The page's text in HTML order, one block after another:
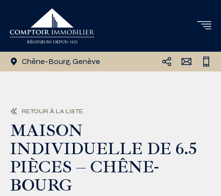
Chêne-Bourg, Genève
RETOUR À LA LISTE
MAISON
INDIVIDUELLE DE 6.5
PIÈCES – CHÊNE-
BOURG